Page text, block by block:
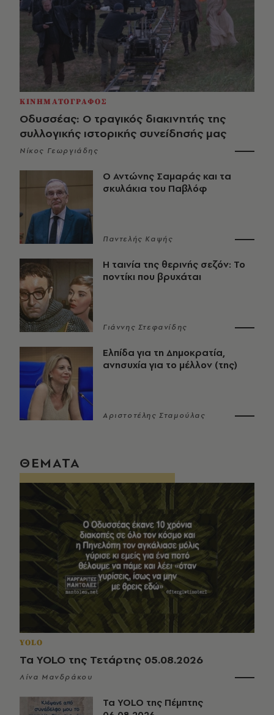
ΚΙΝΗΜΑΤΟΓΡΑΦΟΣ
Οδυσσέας: Ο τραγικός διακινητής της
συλλογικής ιστορικής συνείδησής μας
Νίκος Γεωργιάδης
Ο Αντώνης Σαμαράς και τα
σκυλάκια του Παβλόφ
Παντελής Καψής
Η ταινία της θερινής σεζόν: Το
ποντίκι που βρυχάται
Γιάννης Στεφανίδης
Ελπίδα για τη Δημοκρατία,
ανησυχία για το μέλλον (της)
Αριστοτέλης Σταμούλας
ΘΕΜΑΤΑ
YOLO
Τα YOLO της Τετάρτης 05.08.2026
Λίνα Μανδράκου
Τα YOLO της Πέμπτης